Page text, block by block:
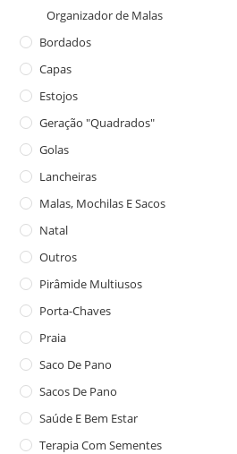
Organizador de Malas
Bordados
Capas
Estojos
Geração "Quadrados"
Golas
Lancheiras
Malas, Mochilas E Sacos
Natal
Outros
Pirâmide Multiusos
Porta-Chaves
Praia
Saco De Pano
Sacos De Pano
Saúde E Bem Estar
Terapia Com Sementes